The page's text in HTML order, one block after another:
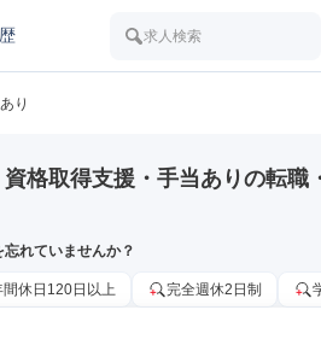
求人検索
り
格取得支援・手当ありの転職
れていませんか？
間休日120日以上 完全週休2日制